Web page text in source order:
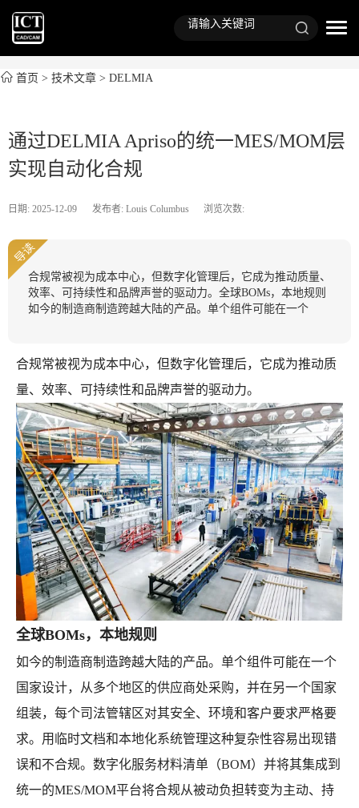
首页 > 技术文章 > DELMIA
通过DELMIA Apriso的统一MES/MOM层
实现自动化合规
日期: 2025-12-09 发布者: Louis Columbus 浏览次数:
导读
合规常被视为成本中心，但数字化管理后，它成为推动质量、
效率、可持续性和品牌声誉的驱动力。全球BOMs，本地规则
如今的制造商制造跨越大陆的产品。单个组件可能在一个
合规常被视为成本中心，但数字化管理后，它成为推动质
量、效率、可持续性和品牌声誉的驱动力。
全球BOMs，本地规则
如今的制造商制造跨越大陆的产品。单个组件可能在一个
国家设计，从多个地区的供应商处采购，并在另一个国家
组装，每个司法管辖区对其安全、环境和客户要求严格要
求。用临时文档和本地化系统管理这种复杂性容易出现错
误和不合规。数字化服务材料清单（BOM）并将其集成到
统一的MES/MOM平台将合规从被动负担转变为主动、持